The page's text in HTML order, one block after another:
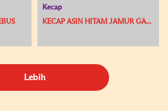
Kecap
KECAP ASIN HITAM JAMUR GA...
Lebih